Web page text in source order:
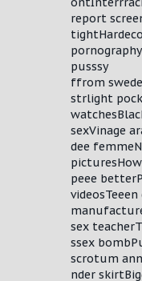
report
pusssy
ffrom
strlight
sexVinage
dee
peee
sex
ssex
scrotum
nder